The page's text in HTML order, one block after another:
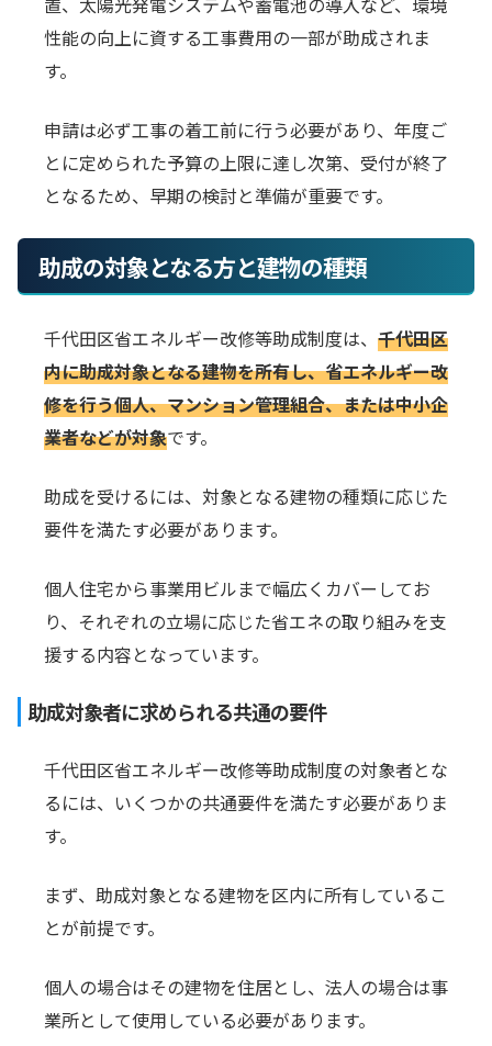
性能の向上に資する工事費用の一部が助成されま
す。
申請は必ず工事の着工前に行う必要があり、年度ご
とに定められた予算の上限に達し次第、受付が終了
となるため、早期の検討と準備が重要です。
助成の対象となる方と建物の種類
千代田区省エネルギー改修等助成制度は、 千代田区
内に助成対象となる建物を所有し、省エネルギー改
修を行う個人、マンション管理組合、または中小企
業者などが対象です。
助成を受けるには、対象となる建物の種類に応じた
要件を満たす必要があります。
個人住宅から事業用ビルまで幅広くカバーしてお
り、それぞれの立場に応じた省エネの取り組みを支
援する内容となっています。
助成対象者に求められる共通の要件
千代田区省エネルギー改修等助成制度の対象者とな
るには、いくつかの共通要件を満たす必要がありま
す。
まず、助成対象となる建物を区内に所有しているこ
とが前提です。
個人の場合はその建物を住居とし、法人の場合は事
業所として使用している必要があります。